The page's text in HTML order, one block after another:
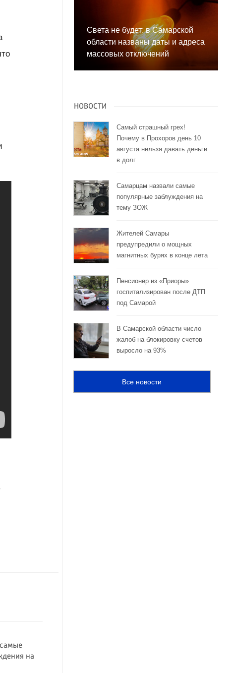
на
Света не будет: в Самарской
области названы даты и адреса
массовых отключений
НОВОСТИ
Самый страшный грех!
Почему в Прохоров день 10
августа нельзя давать деньги
в долг
Самарцам назвали самые
популярные заблуждения на
тему ЗОЖ
Жителей Самары
предупредили о мощных
магнитных бурях в конце лета
Пенсионер из «Приоры»
госпитализирован после ДТП
под Самарой
В Самарской области число
жалоб на блокировку счетов
выросло на 93%
Все новости